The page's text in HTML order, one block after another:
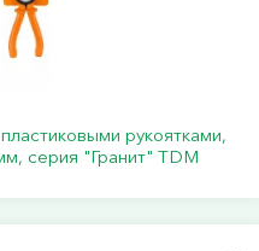
рукоятками,
серия "Гранит" TDM